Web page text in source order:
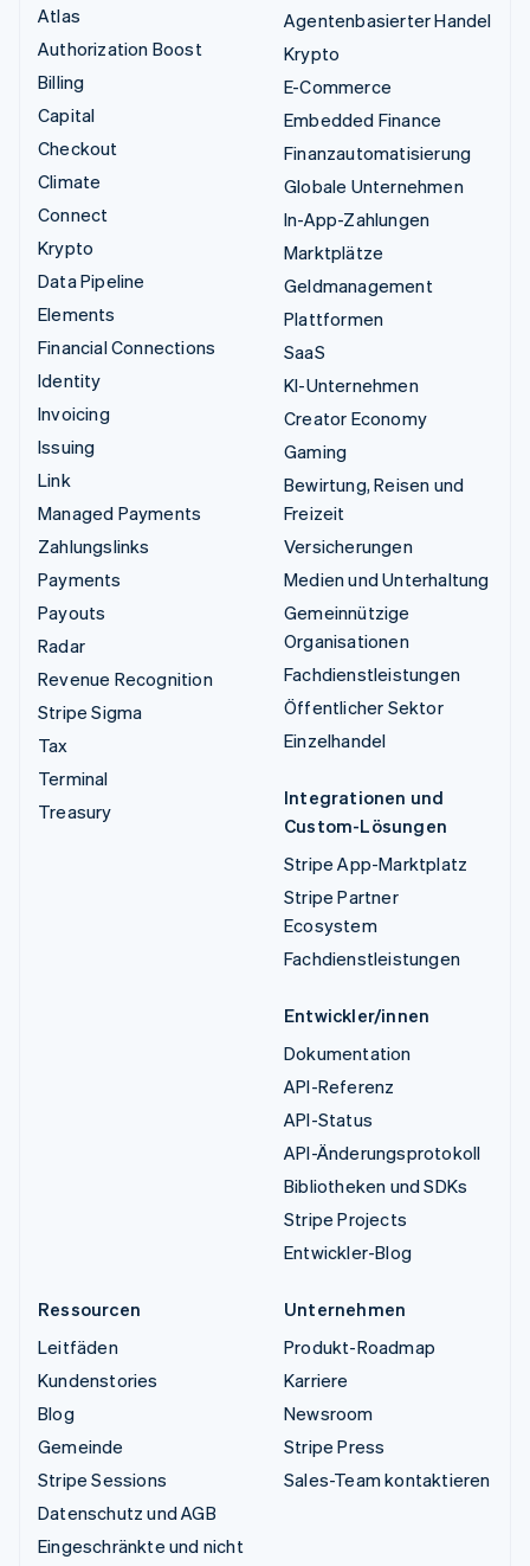
Atlas
Authorization Boost
Billing
Capital
Checkout
Climate
Connect
Krypto
Data Pipeline
Elements
Financial Connections
Identity
Invoicing
Issuing
Link
Managed Payments
Zahlungslinks
Payments
Payouts
Radar
Revenue Recognition
Stripe Sigma
Tax
Terminal
Treasury
Agentenbasierter Handel
Krypto
E-Commerce
Embedded Finance
Finanzautomatisierung
Globale Unternehmen
In-App-Zahlungen
Marktplätze
Geldmanagement
Plattformen
SaaS
KI-Unternehmen
Creator Economy
Gaming
Bewirtung, Reisen und
Freizeit
Versicherungen
Medien und Unterhaltung
Gemeinnützige
Organisationen
Fachdienstleistungen
Öffentlicher Sektor
Einzelhandel
Integrationen und
Custom-Lösungen
Stripe App-Marktplatz
Stripe Partner
Ecosystem
Fachdienstleistungen
Entwickler/innen
Dokumentation
API-Referenz
API-Status
API-Änderungsprotokoll
Bibliotheken und SDKs
Stripe Projects
Entwickler-Blog
Ressourcen
Leitfäden
Kundenstories
Blog
Gemeinde
Stripe Sessions
Datenschutz und AGB
Eingeschränkte und nicht
Unternehmen
Produkt-Roadmap
Karriere
Newsroom
Stripe Press
Sales-Team kontaktieren